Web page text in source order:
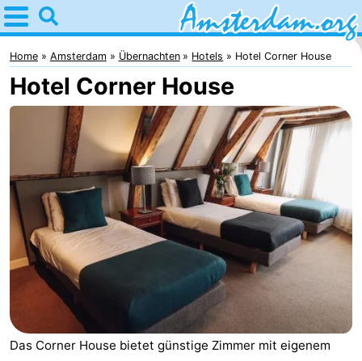
Home
Amsterdam
Interessante
Junge
Erwachsene
Kostenlos
Übernachten
Appartements
Campingplätze
Ferienhäuser
Home Amsterdam Übernachten Hotels Hotel Corner House
Hotel Corner House
Das Corner House bietet günstige Zimmer mit eigenem